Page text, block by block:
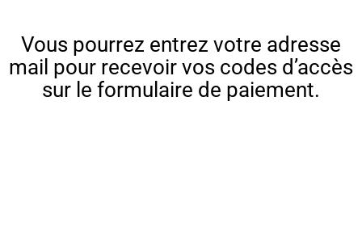
Vous pourrez entrez votre adresse
mail pour recevoir vos codes d’accès
sur le formulaire de paiement.